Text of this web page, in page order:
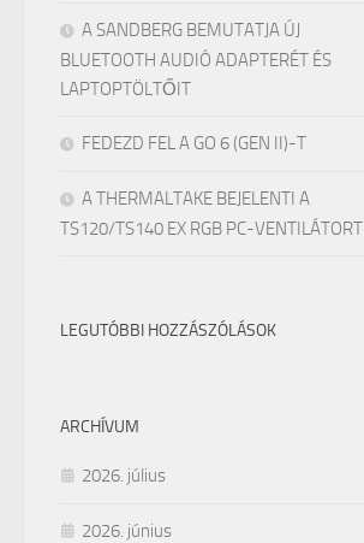
A SANDBERG BEMUTATJA ÚJ
BLUETOOTH AUDIÓ ADAPTERÉT ÉS
LAPTOPTÖLTŐIT
FEDEZD FEL A GO 6 (GEN II)-T
A THERMALTAKE BEJELENTI A
TS120/TS140 EX RGB PC-VENTILÁTORT
LEGUTÓBBI HOZZÁSZÓLÁSOK
ARCHÍVUM
2026. július
2026. június